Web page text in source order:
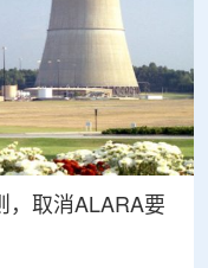
，取消ALARA要